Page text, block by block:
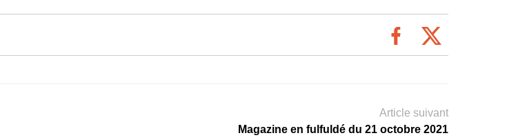
Article suivant
Magazine en fulfuldé du 21 octobre 2021